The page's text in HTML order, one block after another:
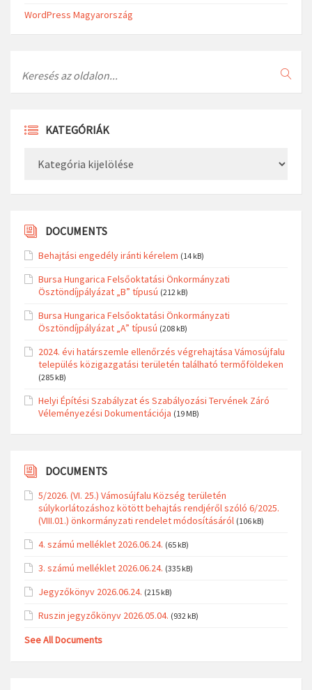
WordPress Magyarország
KATEGÓRIÁK
DOCUMENTS
Behajtási engedély iránti kérelem (14 kB)
Bursa Hungarica Felsőoktatási Önkormányzati
Ösztöndíjpályázat „B” típusú (212 kB)
Bursa Hungarica Felsőoktatási Önkormányzati
Ösztöndíjpályázat „A” típusú (208 kB)
2024. évi határszemle ellenőrzés végrehajtása Vámosújfalu
település közigazgatási területén található termőföldeken
(285 kB)
Helyi Építési Szabályzat és Szabályozási Tervének Záró
Véleményezési Dokumentációja (19 MB)
DOCUMENTS
5/2026. (VI. 25.) Vámosújfalu Község területén
súlykorlátozáshoz kötött behajtás rendjéről szóló 6/2025.
(VIII.01.) önkormányzati rendelet módosításáról (106 kB)
4. számú melléklet 2026.06.24. (65 kB)
3. számú melléklet 2026.06.24. (335 kB)
Jegyzőkönyv 2026.06.24. (215 kB)
Ruszin jegyzőkönyv 2026.05.04. (932 kB)
See All Documents